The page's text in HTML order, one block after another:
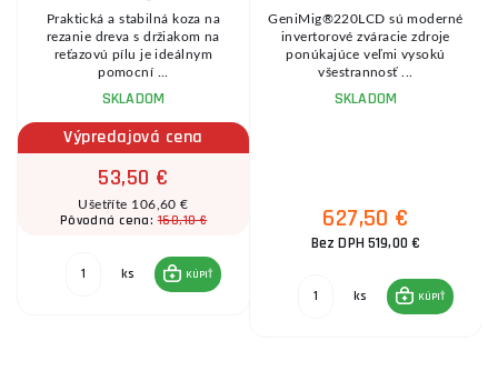
Praktická a stabilná koza na
rezanie dreva s držiakom na
reťazovú pílu je ideálnym
pomocní ...
SKLADOM
Výpredajová cena
53,50 €
Ušetříte 106,60 €
Pôvodná cena:160,10 €
ks KÚPIŤ
GeniMig®220LCD sú moderné
invertorové zváracie zdroje
ponúkajúce veľmi vysokú
všestrannosť ...
SKLADOM
627,50 €
Bez DPH 519,00 €
ks KÚPIŤ